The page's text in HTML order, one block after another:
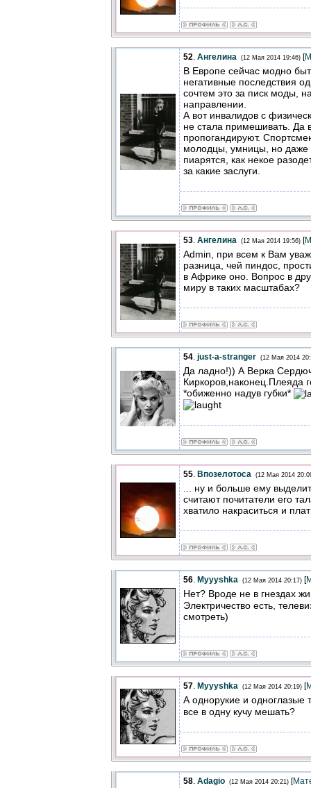
52. Ангелина (12 Мая 2014 19:46) [
В Европе сейчас модно
негативные последствия
сочтем это за писк моды,
направлении.
А вот инвалидов с
не стала примешивать. Да
пропогандируют.
молодцы, умницы, но даже
пиарятся, как некое
за какие заслуги.
53. Ангелина (12 Мая 2014 19:56) [
Admin, при всем к Вам
разница, чей пиндос,
в Африке оно. Вопрос в
миру в таких масштабах?
54. just-a-stranger (12 Мая 2014
Да ладно!)) А Верка
Киркоров,наконец.Плеяда
*обиженно надув губки*
55. Впозелотоса (12 Мая 2014
... ну и больше ему
считают почитатели его
хватило накраситься и
56. Myyyshka (12 Мая 2014 20:17) [
Нет? Вроде не в гнездах
Электричество есть,
смотреть)
57. Myyyshka (12 Мая 2014 20:19) [
А однорукие и одноглазые
все в одну кучу мешать?
58. Adagio (12 Мая 2014 20:21) [